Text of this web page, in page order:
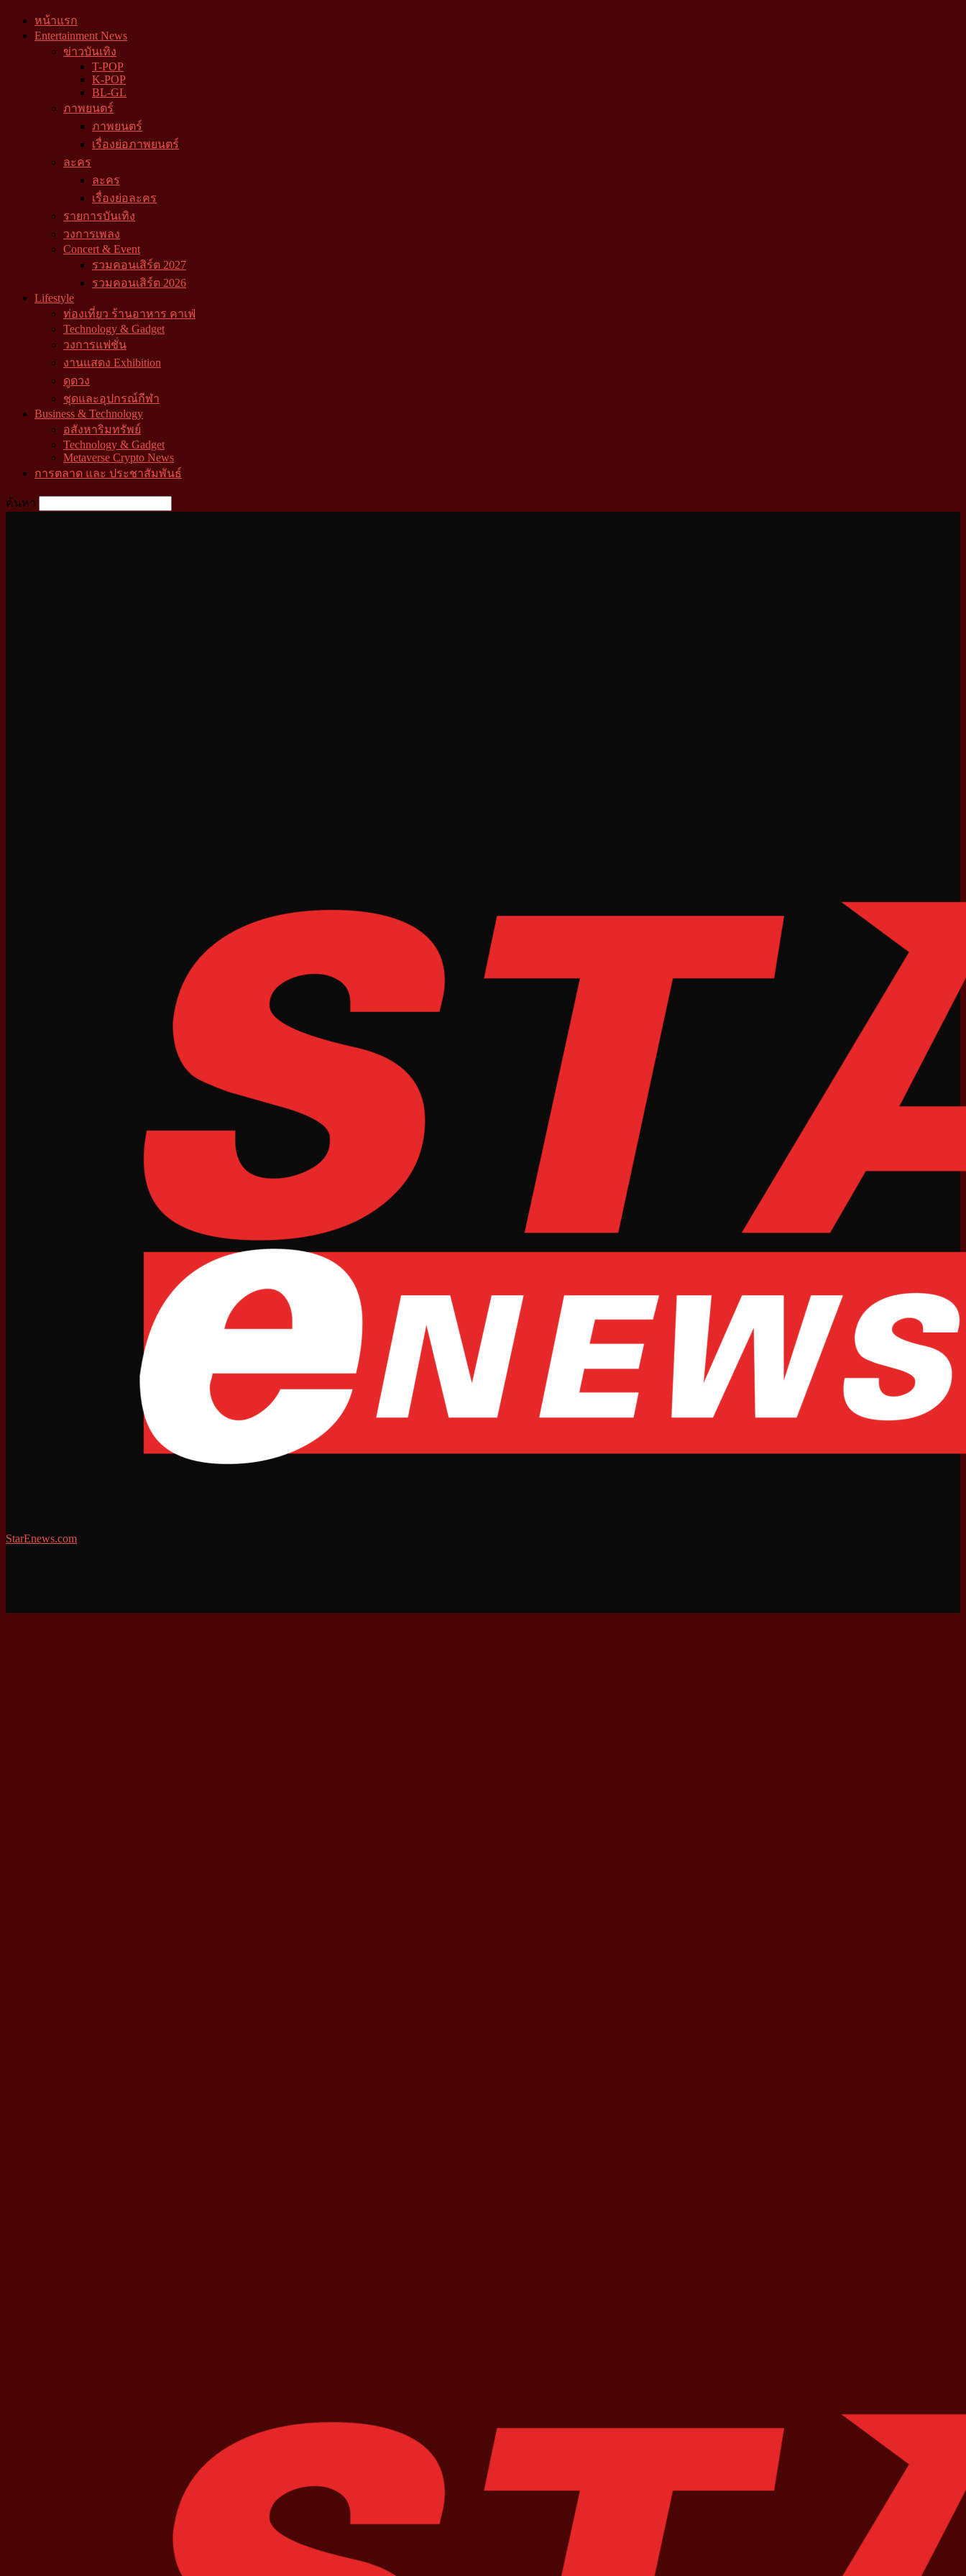
หน้าแรก
Entertainment News
ข่าวบันเทิง
T-POP
K-POP
BL-GL
ภาพยนตร์
ภาพยนตร์
เรื่องย่อภาพยนตร์
ละคร
ละคร
เรื่องย่อละคร
รายการบันเทิง
วงการเพลง
Concert & Event
รวมคอนเสิร์ต 2027
รวมคอนเสิร์ต 2026
Lifestyle
ท่องเที่ยว ร้านอาหาร คาเฟ่
Technology & Gadget
วงการแฟชั่น
งานแสดง Exhibition
ดูดวง
ชุดและอุปกรณ์กีฬา
Business & Technology
อสังหาริมทรัพย์
Technology & Gadget
Metaverse Crypto News
การตลาด และ ประชาสัมพันธ์
ค้นหา
StarEnews.com